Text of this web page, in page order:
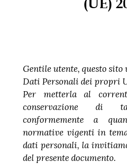
(UE)
Gentile utente, questo
Dati Personali dei propri
Per metterla al
conservazione di
conformemente a
normative vigenti in
dati personali, la
del presente documento.